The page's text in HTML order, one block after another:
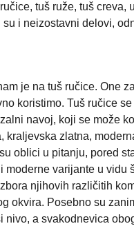
tuš ruže, tuš creva,
i neizostavni delovi,
je na tuš ručice. One
koristimo. Tuš ručice
navoj, koji se može
zlatna,
oblici u pitanju, pored
moderne varijante u
njihovih različitih
okvira. Posebno su
a svakodnevica